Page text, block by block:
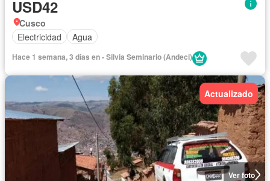
USD42
Cusco
Electricidad
Agua
Hace 1 semana, 3 días en - Silvia Seminario (Andeci)
Ver foto
Actualizado